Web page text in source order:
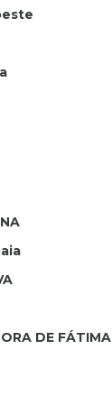
DE FÁTIMA